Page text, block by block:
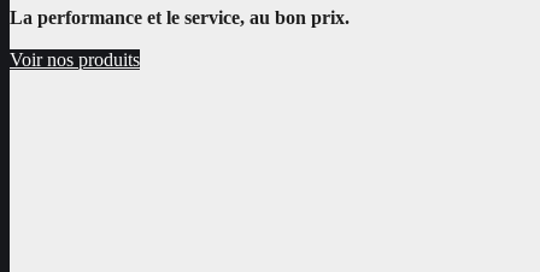
La performance et le service, au bon prix.
Voir nos produits